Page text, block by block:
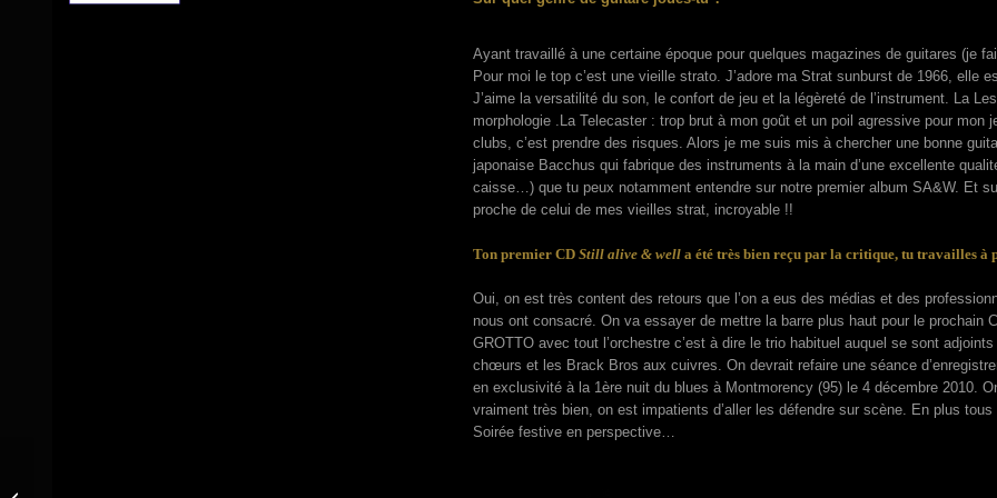
Ayant travaillé à une certaine époque pour quelques magazines de guitares (je
Pour moi le top c’est une vieille strato. J’adore ma Strat sunburst de 1966, elle
J’aime la versatilité du son, le confort de jeu et la légèreté de l’instrument. La
morphologie .La Telecaster : trop brut à mon goût et un poil agressive pour
clubs, c’est prendre des risques. Alors je me suis mis à chercher une bonne
japonaise Bacchus qui fabrique des instruments à la main d’une excellente
caisse…) que tu peux notamment entendre sur notre premier album SA&W. Et
proche de celui de mes vieilles strat, incroyable !!
Ton premier CD Still alive & wella été très bien reçu par la critique, tu travailles à
Oui, on est très content des retours que l’on a eus des médias et des
nous ont consacré. On va essayer de mettre la barre plus haut pour le
GROTTO avec tout l’orchestre c’est à dire le trio habituel auquel se sont
chœurs et les Brack Bros aux cuivres. On devrait refaire une séance
en exclusivité à la 1ère nuit du blues à Montmorency (95) le 4 décembre 2010.
vraiment très bien, on est impatients d’aller les défendre sur scène. En plus
Soirée festive en perspective…